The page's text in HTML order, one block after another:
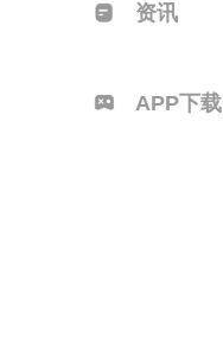
资讯
APP下载